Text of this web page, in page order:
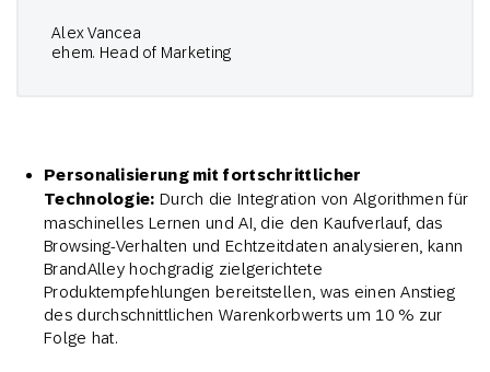
Alex Vancea
ehem. Head of Marketing
Personalisierung mit fortschrittlicher
Technologie: Durch die Integration von Algorithmen für
maschinelles Lernen und AI, die den Kaufverlauf, das
Browsing-Verhalten und Echtzeitdaten analysieren, kann
BrandAlley hochgradig zielgerichtete
Produktempfehlungen bereitstellen, was einen Anstieg
des durchschnittlichen Warenkorbwerts um 10 % zur
Folge hat.